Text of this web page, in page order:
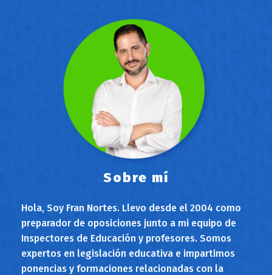
Sobre mí
Hola, Soy Fran Nortes. Llevo desde el 2004 como
preparador de oposiciones junto a mi equipo de
Inspectores de Educación y profesores. Somos
expertos en legislación educativa e impartimos
ponencias y formaciones relacionadas con la